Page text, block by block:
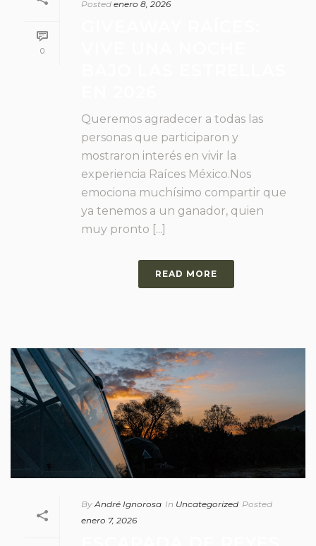
0
Posted enero 8, 2026
Queremos agradecer a todas las
personas que participaron y
mostraron interés en vivir la
experiencia Raíces México.Nos
emociona muchísimo compartir que
ya tenemos a un ganador, quien
muy pronto [...]
READ MORE
By André Ignorosa In Uncategorized Posted
enero 7, 2026